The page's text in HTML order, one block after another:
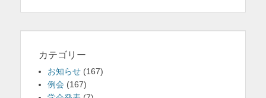
カテゴリー
お知らせ (167)
例会 (167)